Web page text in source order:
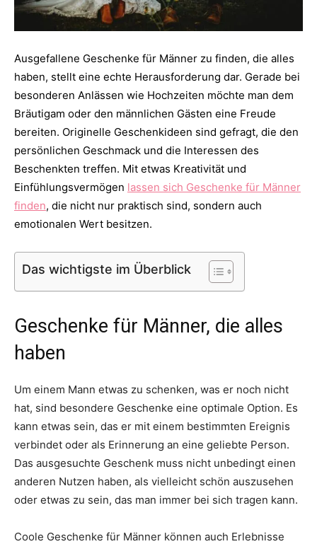
Thema
Hochzeit
Ausgefallene Geschenke für Männer zu finden, die alles
haben, stellt eine echte Herausforderung dar. Gerade bei
besonderen Anlässen wie Hochzeiten möchte man dem
Bräutigam oder den männlichen Gästen eine Freude
bereiten. Originelle Geschenkideen sind gefragt, die den
persönlichen Geschmack und die Interessen des
Beschenkten treffen. Mit etwas Kreativität und
Einfühlungsvermögen lassen sich Geschenke für Männer
finden, die nicht nur praktisch sind, sondern auch
emotionalen Wert besitzen.
Das wichtigste im Überblick
Geschenke für Männer, die alles
haben
Um einem Mann etwas zu schenken, was er noch nicht
hat, sind besondere Geschenke eine optimale Option. Es
kann etwas sein, das er mit einem bestimmten Ereignis
verbindet oder als Erinnerung an eine geliebte Person.
Das ausgesuchte Geschenk muss nicht unbedingt einen
anderen Nutzen haben, als vielleicht schön auszusehen
oder etwas zu sein, das man immer bei sich tragen kann.
Coole Geschenke für Männer können auch Erlebnisse